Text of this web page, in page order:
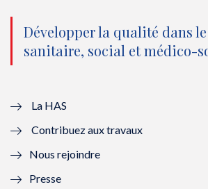
n
o
u
l
l
(
n
o
e
n
o
u
Développer la qualité dans
sanitaire, social et médico-
La HAS
Contribuez aux travaux
Nous rejoindre
Presse